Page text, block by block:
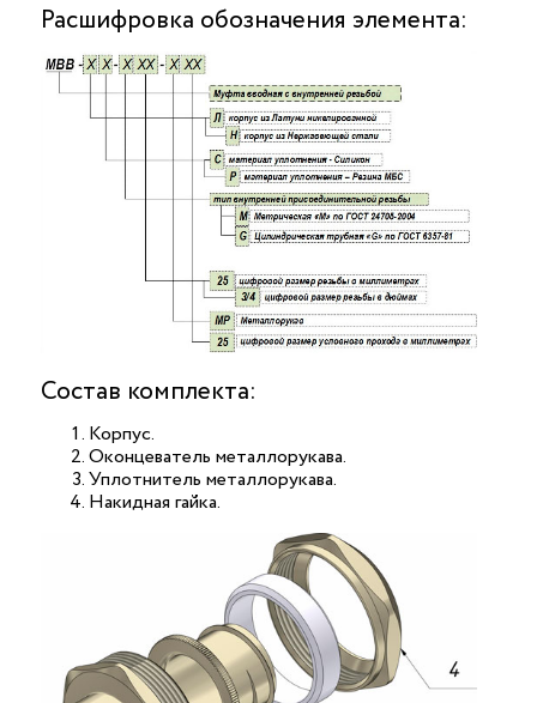
Расшифровка обозначения элемента:
Состав комплекта:
Корпус.
Оконцеватель металлорукава.
Уплотнитель металлорукава.
Накидная гайка.